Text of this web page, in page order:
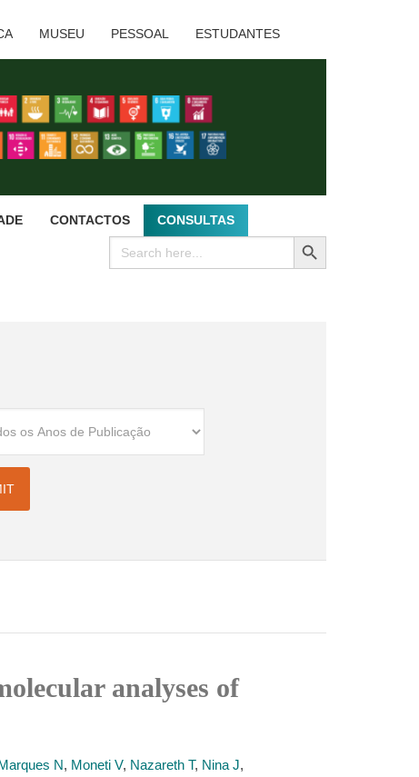
MUSEU PESSOAL ESTUDANTES
CONTACTOS CONSULTAS
Search
for:
SEARCH BUTTON
analyses of
N, Moneti V, Nazareth T, Nina J,